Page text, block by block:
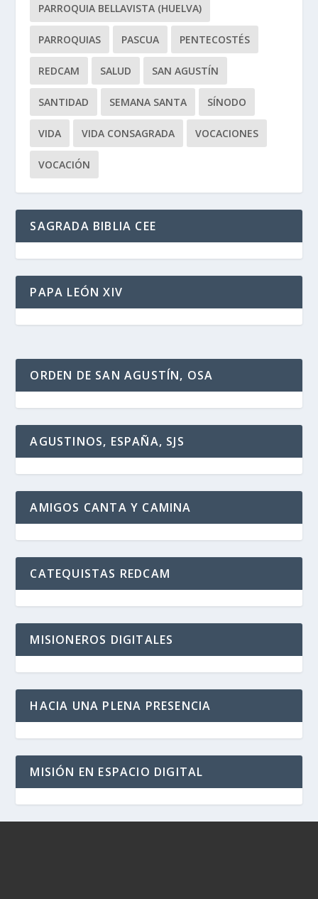
PARROQUIA BELLAVISTA (HUELVA)
PARROQUIAS PASCUA PENTECOSTÉS
REDCAM SALUD SAN AGUSTÍN
SANTIDAD SEMANA SANTA SÍNODO
VIDA VIDA CONSAGRADA VOCACIONES
VOCACIÓN
SAGRADA BIBLIA CEE
PAPA LEÓN XIV
ORDEN DE SAN AGUSTÍN, OSA
AGUSTINOS, ESPAÑA, SJS
AMIGOS CANTA Y CAMINA
CATEQUISTAS REDCAM
MISIONEROS DIGITALES
HACIA UNA PLENA PRESENCIA
MISIÓN EN ESPACIO DIGITAL